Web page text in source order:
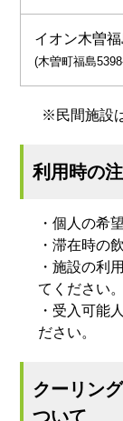
イオン木曽
(木曽町福島
※民間施設
利用時の
・個人の希
・滞在時の
・施設の利
てください。
・受入可能
ださい。
クーリン
ついて